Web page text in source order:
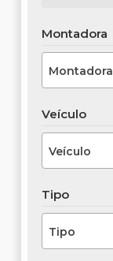
Montadora
Montadora
Veículo
Veículo
Tipo
Tipo